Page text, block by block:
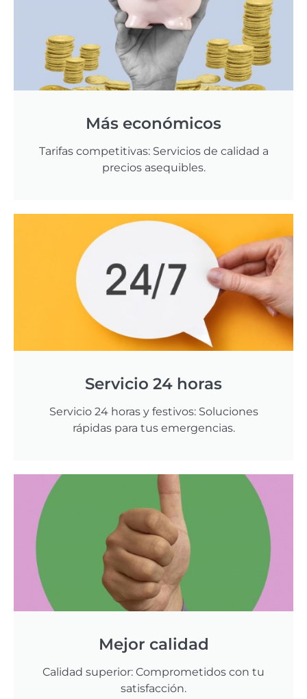
Más económicos
Tarifas competitivas: Servicios de calidad a
precios asequibles.
Servicio 24 horas
Servicio 24 horas y festivos: Soluciones
rápidas para tus emergencias.
Mejor calidad
Calidad superior: Comprometidos con tu
satisfacción.